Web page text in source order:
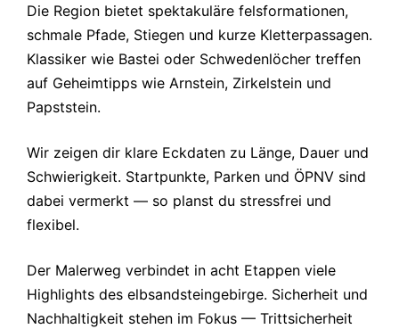
Die Region bietet spektakuläre felsformationen,
schmale Pfade, Stiegen und kurze Kletterpassagen.
Klassiker wie Bastei oder Schwedenlöcher treffen
auf Geheimtipps wie Arnstein, Zirkelstein und
Papststein.
Wir zeigen dir klare Eckdaten zu Länge, Dauer und
Schwierigkeit. Startpunkte, Parken und ÖPNV sind
dabei vermerkt — so planst du stressfrei und
flexibel.
Der Malerweg verbindet in acht Etappen viele
Highlights des elbsandsteingebirge. Sicherheit und
Nachhaltigkeit stehen im Fokus — Trittsicherheit